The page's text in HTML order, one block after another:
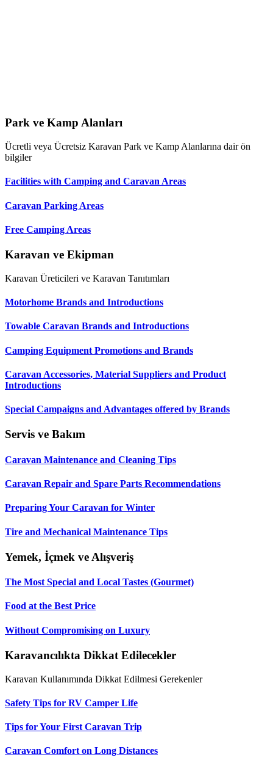
Park ve Kamp Alanları
Ücretli veya Ücretsiz Karavan Park ve Kamp Alanlarına dair ön
bilgiler
Facilities with Camping and Caravan Areas
Caravan Parking Areas
Free Camping Areas
Karavan ve Ekipman
Karavan Üreticileri ve Karavan Tanıtımları
Motorhome Brands and Introductions
Towable Caravan Brands and Introductions
Camping Equipment Promotions and Brands
Caravan Accessories, Material Suppliers and Product
Introductions
Special Campaigns and Advantages offered by Brands
Servis ve Bakım
Caravan Maintenance and Cleaning Tips
Caravan Repair and Spare Parts Recommendations
Preparing Your Caravan for Winter
Tire and Mechanical Maintenance Tips
Yemek, İçmek ve Alışveriş
The Most Special and Local Tastes (Gourmet)
Food at the Best Price
Without Compromising on Luxury
Karavancılıkta Dikkat Edilecekler
Karavan Kullanımında Dikkat Edilmesi Gerekenler
Safety Tips for RV Camper Life
Tips for Your First Caravan Trip
Caravan Comfort on Long Distances